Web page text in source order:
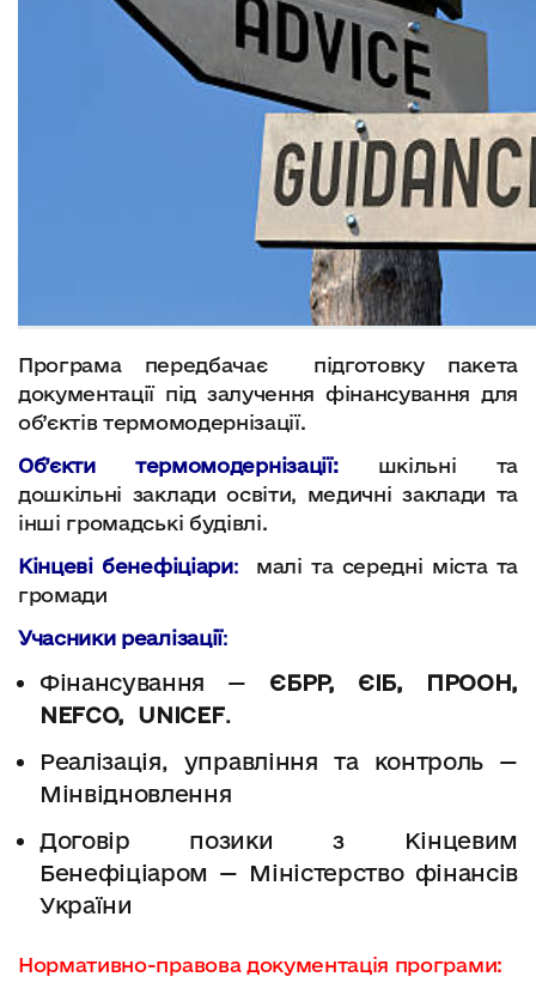
Програма передбачає підготовку пакета
документації під залучення фінансування для
об’єктів термомодернізації.
Об’єкти термомодернізації: шкільні та
дошкільні заклади освіти, медичні заклади та
інші громадські будівлі.
Кінцеві бенефіціари: малі та середні міста та
громади
Учасники реалізації:
Фінансування — ЄБРР, ЄІБ, ПРООН,
NEFCO, UNICEF.
Реалізація, управління та контроль —
Мінвідновлення
Договір позики з Кінцевим
Бенефіціаром — Міністерство фінансів
України
Нормативно-правова документація програми: